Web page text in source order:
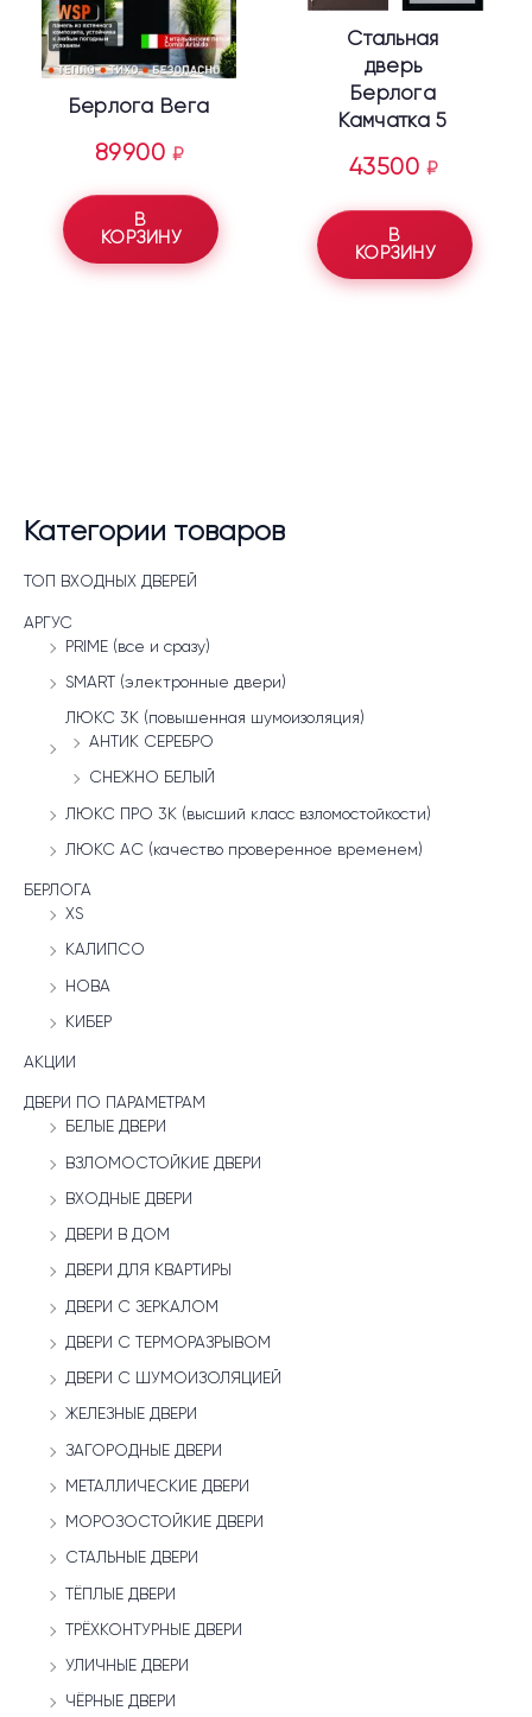
Категории товаров
ТОП ВХОДНЫХ ДВЕРЕЙ
АРГУС
PRIME (все и сразу)
SMART (электронные двери)
ЛЮКС 3К (повышенная шумоизоляция)
АНТИК СЕРЕБРО
СНЕЖНО БЕЛЫЙ
ЛЮКС ПРО 3К (высший класс взломостойкости)
ЛЮКС АС (качество проверенное временем)
БЕРЛОГА
XS
КАЛИПСО
НОВА
КИБЕР
АКЦИИ
ДВЕРИ ПО ПАРАМЕТРАМ
БЕЛЫЕ ДВЕРИ
ВЗЛОМОСТОЙКИЕ ДВЕРИ
ВХОДНЫЕ ДВЕРИ
ДВЕРИ В ДОМ
ДВЕРИ ДЛЯ КВАРТИРЫ
ДВЕРИ С ЗЕРКАЛОМ
ДВЕРИ С ТЕРМОРАЗРЫВОМ
ДВЕРИ С ШУМОИЗОЛЯЦИЕЙ
ЖЕЛЕЗНЫЕ ДВЕРИ
ЗАГОРОДНЫЕ ДВЕРИ
МЕТАЛЛИЧЕСКИЕ ДВЕРИ
МОРОЗОСТОЙКИЕ ДВЕРИ
СТАЛЬНЫЕ ДВЕРИ
ТЁПЛЫЕ ДВЕРИ
ТРЁХКОНТУРНЫЕ ДВЕРИ
УЛИЧНЫЕ ДВЕРИ
ЧЁРНЫЕ ДВЕРИ
Берлога Вега
89900 ₽
В
КОРЗИНУ
Стальная
дверь
Берлога
Камчатка 5
43500 ₽
В
КОРЗИНУ